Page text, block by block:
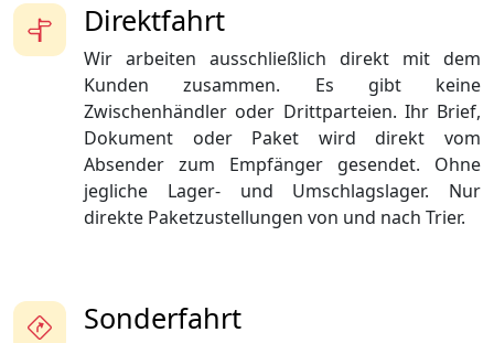
Sonderfahrt
Direktfahrt
Wir arbeiten ausschließlich direkt mit dem
Kunden zusammen. Es gibt keine
Zwischenhändler oder Drittparteien. Ihr Brief,
Dokument oder Paket wird direkt vom
Absender zum Empfänger gesendet. Ohne
jegliche Lager- und Umschlagslager. Nur
direkte Paketzustellungen von und nach Trier.